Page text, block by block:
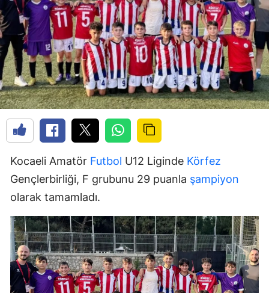
Kocaeli Amatör Futbol U12 Liginde Körfez
Gençlerbirliği, F grubunu 29 puanla şampiyon
olarak tamamladı.